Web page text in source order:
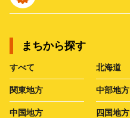
まちから探す
すべて 北海道
関東地方 中部地方
中国地方 四国地方